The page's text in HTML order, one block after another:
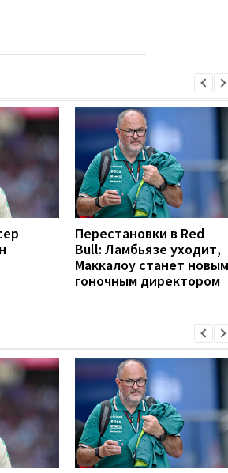
Перестановки в Red
Bull: Ламбьязе уходит,
Маккалоу станет новым
гоночным директором